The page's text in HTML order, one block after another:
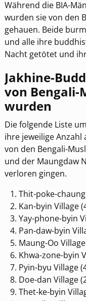
Während die BIA-
wurden sie von den
gehauen. Beide
und alle ihre
Nacht getötet und
Jakhine-
von
wurden
Die folgende Liste
ihre jeweilige
von den Bengali-
und der Maungdaw
verloren gingen.
Thit-poke-
Kan-byin Village
Yay-phone-byin
Pan-daw-byin
Maung-Oo
Khwa-zone-byin
Pyin-byu Village
Doe-dan Village
Thet-ke-byin